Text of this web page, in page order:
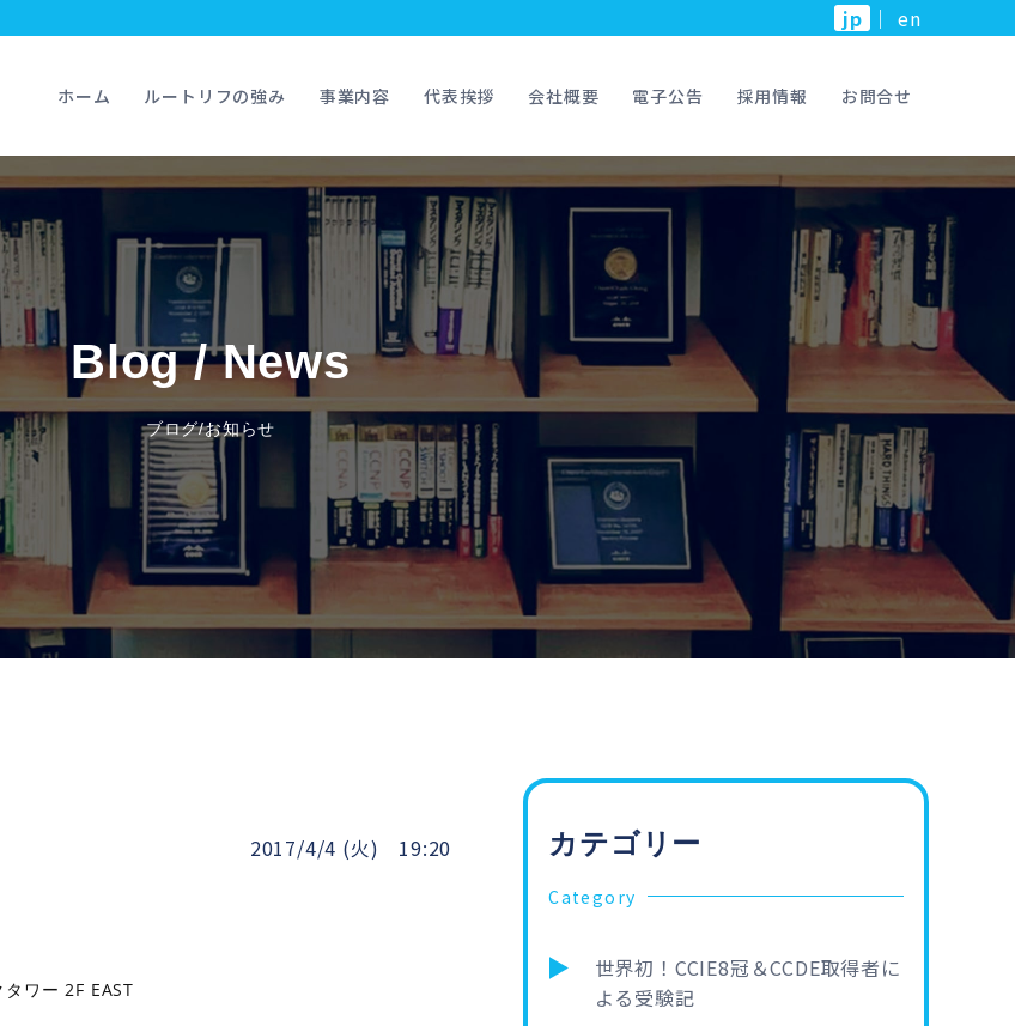
jp ｜ en
ホーム ルートリフの強み 事業内容 代表挨拶 会社概要 電子公告 採用情報 お問合せ
Blog / News
ブログ/お知らせ
2017/4/4 (火) 19:20
ワー 2F EAST
カテゴリー
Category
世界初！CCIE8冠＆CCDE取得者に
よる受験記